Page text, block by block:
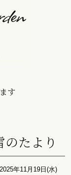
す
のたより
2025年11月19日(水)